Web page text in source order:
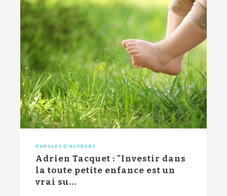
PAROLES D'ACTEURS
Adrien Tacquet : "Investir dans
la toute petite enfance est un
vrai su...